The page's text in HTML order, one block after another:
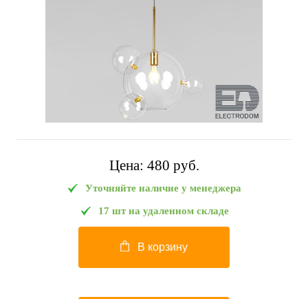
Цена: 480 pуб.
Уточняйте наличие у менеджера
17 шт на удаленном складе
В корзину